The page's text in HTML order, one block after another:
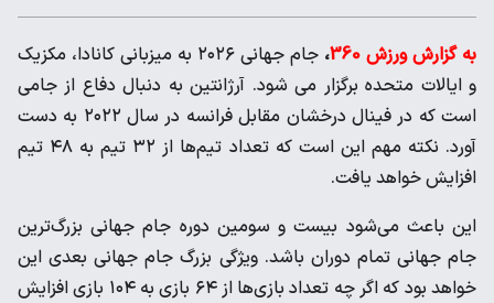
به گزارش ورزش 360 ،
جام جهانی ۲۰۲۶ به میزبانی کانادا، مکزیک
و ایالات متحده برگزار می شود. آرژانتین به دنبال دفاع از جامی
است که در فینال درخشان مقابل فرانسه در سال ۲۰۲۲ به دست
آورد. نکته مهم این است که تعداد تیم‌ها از ۳۲ تیم به ۴۸ تیم
افزایش خواهد یافت.
این باعث می‌شود بیست و سومین دوره جام جهانی بزرگ‌ترین
جام جهانی تمام دوران باشد. ویژگی بزرگ جام جهانی بعدی این
خواهد بود که اگر چه تعداد بازی‌ها از ۶۴ بازی به ۱۰۴ بازی افزایش